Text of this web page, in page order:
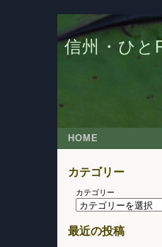
信州・ひ
HOME
カテゴリー
カテゴリー
最近の投稿